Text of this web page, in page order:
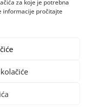
za koje je potrebna
informacije pročitajte